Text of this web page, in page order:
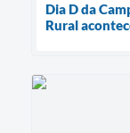
Dia D da
Rural